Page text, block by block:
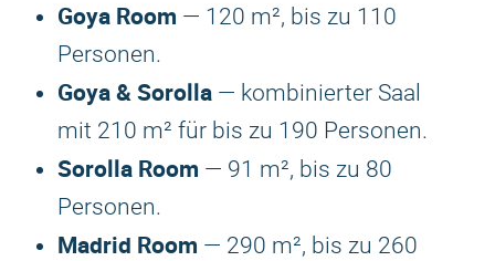
Goya Room — 120 m², bis zu 110
Personen.
Goya & Sorolla — kombinierter Saal
mit 210 m² für bis zu 190 Personen.
Sorolla Room — 91 m², bis zu 80
Personen.
Madrid Room — 290 m², bis zu 260